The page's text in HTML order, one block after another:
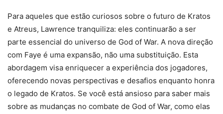
Para aqueles que estão curiosos sobre o futuro de Kratos
e Atreus, Lawrence tranquiliza: eles continuarão a ser
parte essencial do universo de God of War. A nova direção
com Faye é uma expansão, não uma substituição. Esta
abordagem visa enriquecer a experiência dos jogadores,
oferecendo novas perspectivas e desafios enquanto honra
o legado de Kratos. Se você está ansioso para saber mais
sobre as mudanças no combate de God of War, como elas